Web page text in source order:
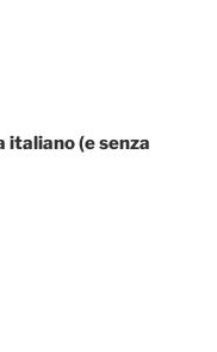
italiano (e senza